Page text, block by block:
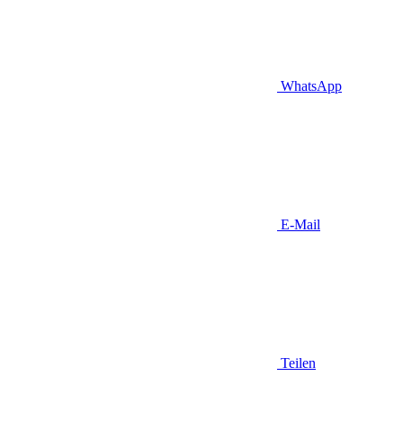
WhatsApp
E-Mail
Teilen